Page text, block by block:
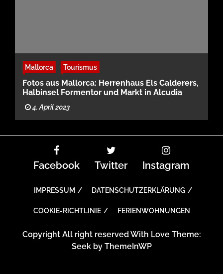
Mallorca Tourismus
Fotos aus Mallorca: Herrenhaus Els Calderers,
Halbinsel Formentor und Markt in Alcudia
4. April 2023
Facebook Twitter Instagram
IMPRESSUM DATENSCHUTZERKLÄRUNG
COOKIE-RICHTLINIE FERIENWOHNUNGEN
Copyright All right reserved With Love Theme:
Seek by ThemeInWP